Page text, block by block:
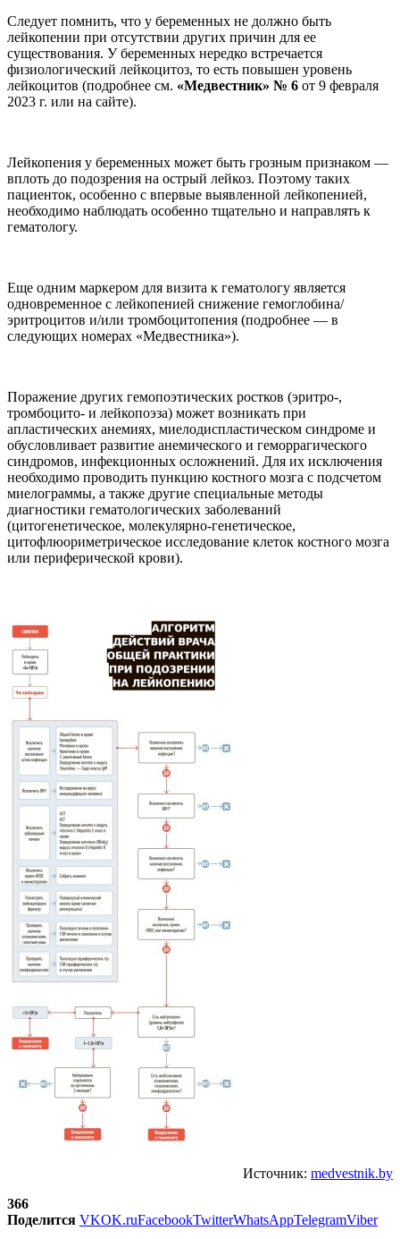
Следует помнить, что у беременных не должно быть
лейкопении при отсутствии других причин для ее
существования. У беременных нередко встречается
физиологический лейкоцитоз, то есть повышен уровень
лейкоцитов (подробнее см. «Медвестник» № 6 от 9 февраля
2023 г. или на сайте).
Лейкопения у беременных может быть грозным признаком —
вплоть до подозрения на острый лейкоз. Поэтому таких
пациенток, особенно с впервые выявленной лейкопенией,
необходимо наблюдать особенно тщательно и направлять к
гематологу.
Еще одним маркером для визита к гематологу является
одновременное с лейкопенией снижение гемоглобина/
эритроцитов и/или тромбоцитопения (подробнее — в
следующих номерах «Медвестника»).
Поражение других гемопоэтических ростков (эритро-,
тромбоцито- и лейкопоэза) может возникать при
апластических анемиях, миелодиспластическом синдроме и
обусловливает развитие анемического и геморрагического
синдромов, инфекционных осложнений. Для их исключения
необходимо проводить пункцию костного мозга с подсчетом
миелограммы, а также другие специальные методы
диагностики гематологических заболеваний
(цитогенетическое, молекулярно-генетическое,
цитофлюориметрическое исследование клеток костного мозга
или периферической крови).
Источник: medvestnik.by
366
Поделится VKOK.ruFacebookTwitterWhatsAppTelegramViber